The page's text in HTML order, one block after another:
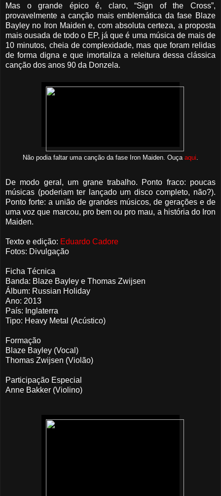
Mas o grande épico é, claro, “Sign of the Cross”,
provavelmente a canção mais emblemática da fase Blaze
Bayley no Iron Maiden e, com absoluta certeza, a proposta
mais ousada de todo o EP, já que é uma música de mais de
10 minutos, cheia de complexidade, mas que foram relidas
de forma digna e que imortaliza a releitura dessa clássica
canção dos anos 90 da Donzela.
Não podia faltar uma canção da fase Iron Maiden. Ouça aqui
De modo geral, um grane trabalho. Ponto fraco: poucas
músicas (poderiam ter lançado um disco completo, não?).
Ponto forte: a união de grandes músicos, de gerações e de
uma voz que marcou, pro bem ou pro mau, a história do Iron
Maiden.
Texto e edição: Eduardo Cadore
Fotos: Divulgação
Ficha Técnica
Banda: Blaze Bayley e Thomas Zwijsen
Álbum: Russian Holiday
Ano: 2013
País: Inglaterra
Tipo: Heavy Metal (Acústico)
Formação
Blaze Bayley (Vocal)
Thomas Zwijsen (Violão)
Participação Especial
Anne Bakker (Violino)